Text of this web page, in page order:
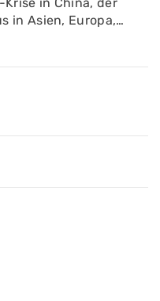
in Asien, Europa,…